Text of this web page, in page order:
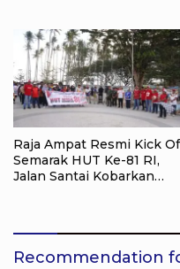
Raja Ampat Resmi Kick
Semarak HUT Ke-81 RI,
Jalan Santai Kobarkan
Recommendation